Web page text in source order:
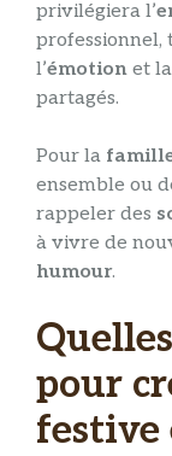
privilégiera l’
professionnel,
l’émotion et la
partagés.
Pour la
ensemble ou
rappeler des
à vivre de
humour.
pour